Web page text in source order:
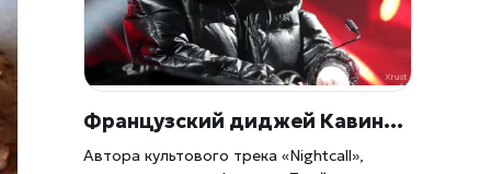
Французский диджей Кавински найден мертвым в своем доме в Париже
Автора культового трека «Nightcall»,